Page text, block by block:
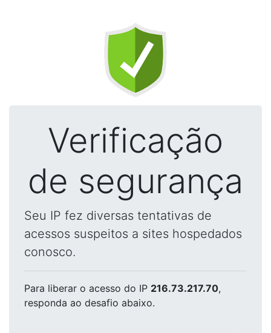
Verificação
de segurança
Seu IP fez diversas tentativas de
acessos suspeitos a sites hospedados
conosco.
Para liberar o acesso do IP 216.73.217.70,
responda ao desafio abaixo.